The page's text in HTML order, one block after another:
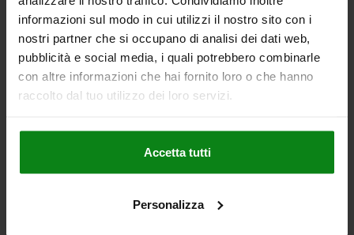
informazioni sul modo in cui utilizzi il nostro sito con i
nostri partner che si occupano di analisi dei dati web,
pubblicità e social media, i quali potrebbero combinarle
con altre informazioni che hai fornito loro o che hanno
raccolto dal tuo utilizzo dei loro servizi.
Accetta tutti
Personalizza
SCARICARE
Altri clienti hanno acquistato
anche
05560